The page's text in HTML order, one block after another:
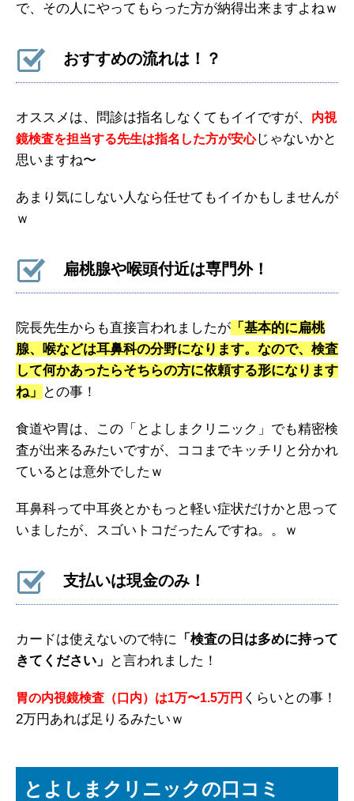
で、その人にやってもらった方が納得出来ますよねｗ
おすすめの流れは！？
オススメは、問診は指名しなくてもイイですが、
内視
鏡検査を担当する先生は指名した方が安心じゃないかと
思いますね〜
あまり気にしない人なら任せてもイイかもしませんが
ｗ
扁桃腺や喉頭付近は専門外！
院長先生からも直接言われましたが 「基本的に扁桃
腺、喉などは耳鼻科の分野になります。なので、検査
して何かあったらそちらの方に依頼する形になります
ね」
との事！
食道や胃は、この「とよしまクリニック」でも精密検
査が出来るみたいですが、ココまでキッチリと分かれ
ているとは意外でしたｗ
耳鼻科って中耳炎とかもっと軽い症状だけかと思って
いましたが、スゴいトコだったんですね。。ｗ
支払いは現金のみ！
カードは使えないので特に 「検査の日は多めに持って
きてください」
と言われました！
胃の内視鏡検査（口内）は1万〜1.5万円 くらいとの事！
2万円あれば足りるみたいｗ
とよしまクリニックの口コミ